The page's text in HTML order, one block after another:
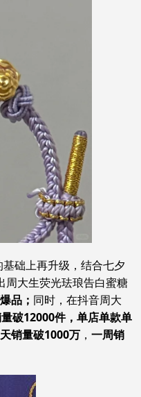
础上再升级，结合七夕
周大生荧光珐琅告白蜜糖
品； 同时，在抖音周大
破12000件，单店单款单
销量破1000万 ， 一周销